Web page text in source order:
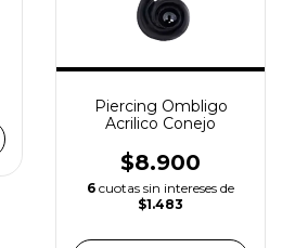
Piercing Ombligo
Acrilico Conejo
$8.900
6 cuotas sin intereses de
$1.483